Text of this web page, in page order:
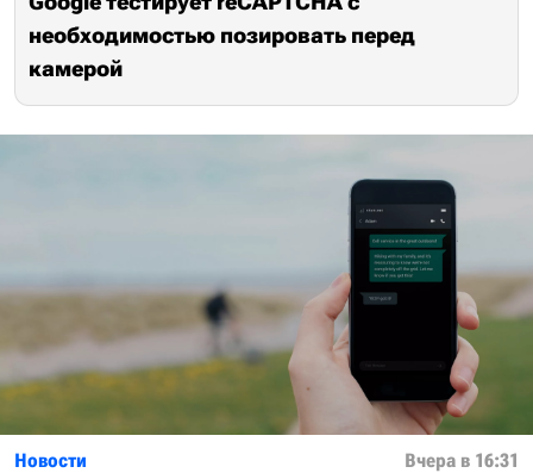
необходимостью позировать перед
камерой
Новости Вчера в 16:31